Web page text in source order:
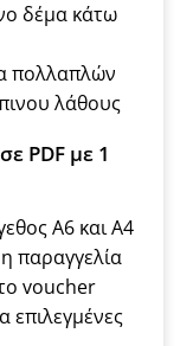
δέμα κάτω
πολλαπλών
λάθους
PDF με 1
A6 και A4
παραγγελία
voucher
επιλεγμένες